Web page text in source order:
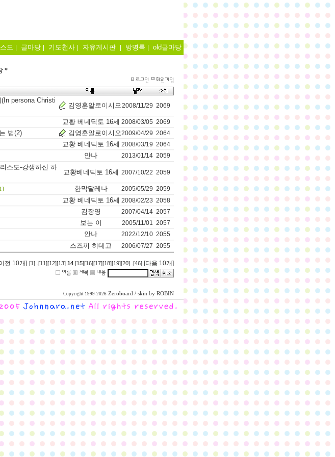
도 글마당 기도천사 자유게시판 방명록 old글마당
*
persona Christi
김영훈알로이시오2008/11/29 2069
교황 베네딕토 16세 2008/03/05 2069
법(2) 김영훈알로이시오2009/04/29 2064
교황 베네딕토 16세 2008/03/19 2064
안나 2013/01/14 2059
스도-강생하신 하
교황베네딕토 16세 2007/10/22 2059
한막달레나 2005/05/29 2059
교황 베네딕토 16세 2008/02/23 2058
김장영 2007/04/14 2057
보는 이 2005/11/01 2057
안나 2022/12/10 2055
스즈끼 히데고 2006/07/27 2055
전 10개] [1] [11][12][13] 14 [15][16][17][18][19][20] [46] [다음 10개]
Copyright 1999-2026 Zeroboard / skin by ROBIN